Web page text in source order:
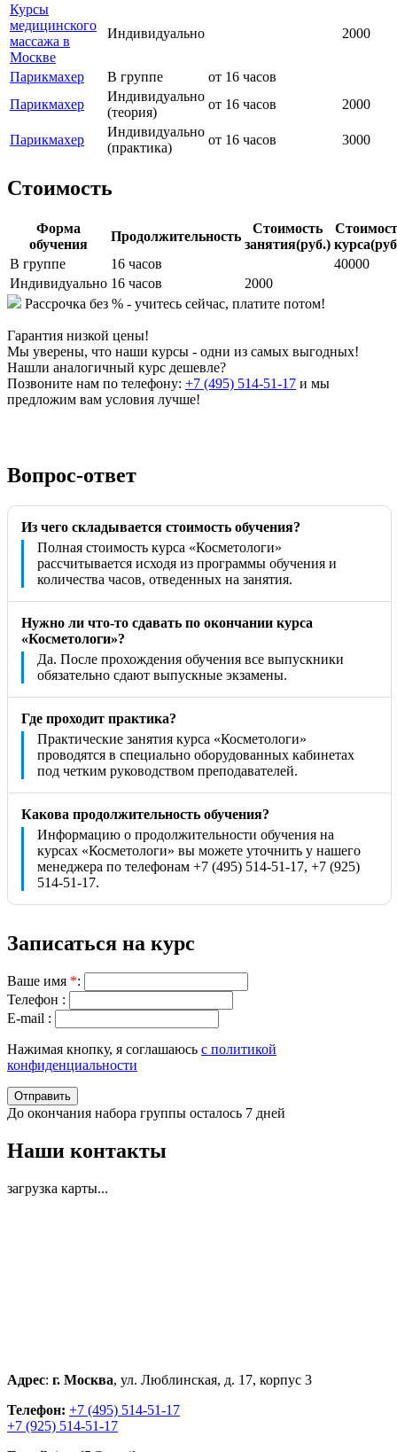
Курсы
медицинского
массажа в
Москве
Индивидуально 2000
Парикмахер В группе
от 16 часов
Парикмахер
Индивидуально
(теория)
от 16 часов 2000
Парикмахер
Индивидуально
(практика)
от 16 часов 3000
Стоимость
Форма
обучения
Продолжительность
Стоимость
занятия(руб.)
В группе
16 часов
40000
Индивидуально 16 часов
2000
Рассрочка без % - учитесь сейчас, платите потом!
Гарантия низкой цены!
Мы уверены, что наши курсы - одни из самых выгодных!
Нашли аналогичный курс дешевле?
Позвоните нам по телефону: +7 (495) 514-51-17 и мы
предложим вам условия лучше!
Вопрос-ответ
Из чего складывается стоимость обучения?
Полная стоимость курса «Косметологи»
рассчитывается исходя из программы обучения и
количества часов, отведенных на занятия.
Нужно ли что-то сдавать по окончании курса
«Косметологи»?
Да. После прохождения обучения все выпускники
обязательно сдают выпускные экзамены.
Где проходит практика?
Практические занятия курса «Косметологи»
проводятся в специально оборудованных кабинетах
под четким руководством преподавателей.
Какова продолжительность обучения?
Информацию о продолжительности обучения на
курсах «Косметологи» вы можете уточнить у нашего
менеджера по телефонам +7 (495) 514-51-17, +7 (925)
514-51-17.
Записаться на курс
Ваше имя *:
Телефон :
E-mail :
Нажимая кнопку, я соглашаюсь с политикой
конфиденциальности
Отправить
До окончания набора группы осталось 7 дней
Наши контакты
загрузка карты...
Адрес: г. Москва, ул. Люблинская, д. 17, корпус 3
Телефон: +7 (495) 514-51-17
+7 (925) 514-51-17